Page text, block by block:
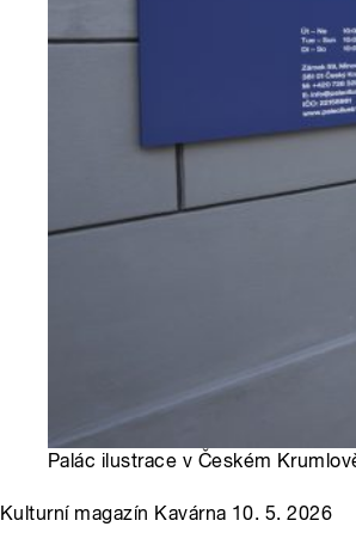
Palác ilustrace v Českém
Kulturní magazín Kavárna 10. 5. 2026